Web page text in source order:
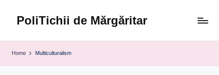
PoliTichii de Mărgăritar
Home Multiculturalism